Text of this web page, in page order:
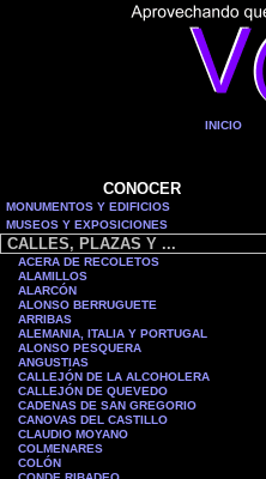
INICIO
CONOCER
MONUMENTOS Y EDIFICIOS
MUSEOS Y EXPOSICIONES
CALLES, PLAZAS Y ...
ACERA DE RECOLETOS
ALAMILLOS
ALARCÓN
ALONSO BERRUGUETE
ARRIBAS
ALEMANIA, ITALIA Y PORTUGAL
ALONSO PESQUERA
ANGUSTIAS
CALLEJÓN DE LA ALCOHOLERA
CALLEJÓN DE QUEVEDO
CADENAS DE SAN GREGORIO
CANOVAS DEL CASTILLO
CLAUDIO MOYANO
COLMENARES
COLÓN